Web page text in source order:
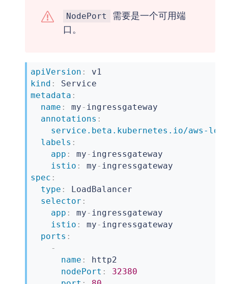
NodePort
需要是一个可用端
口。
apiVersion :
kind :
metadata :
name : my - ingressgateway
annotations :
service.beta.kubernetes.io/aws-
labels :
app : my - ingressgateway
istio : my -
spec :
type :
LoadBalancer
selector :
app : my - ingressgateway
istio : my - ingressgateway
ports :
-
name :
http2
nodePort :
32380